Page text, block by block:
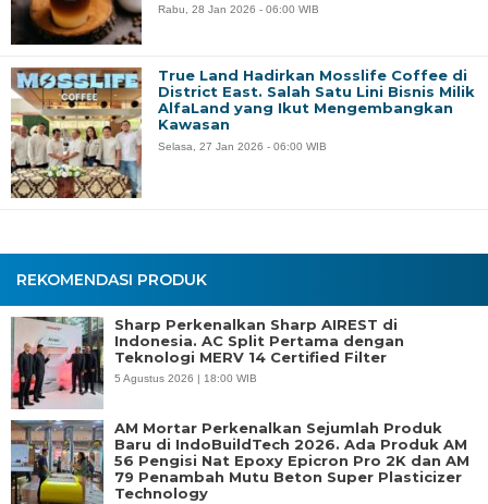
REKOMENDASI PRODUK
Sharp Perkenalkan Sharp AIREST di
Indonesia. AC Split Pertama dengan
Teknologi MERV 14 Certified Filter
5 Agustus 2026 | 18:00 WIB
AM Mortar Perkenalkan Sejumlah Produk
Baru di IndoBuildTech 2026. Ada Produk AM
56 Pengisi Nat Epoxy Epicron Pro 2K dan AM
79 Penambah Mutu Beton Super Plasticizer
Technology
Rabu, 28 Jan 2026 - 06:00 WIB
True Land Hadirkan Mosslife Coffee di
District East. Salah Satu Lini Bisnis Milik
AlfaLand yang Ikut Mengembangkan
Kawasan
Selasa, 27 Jan 2026 - 06:00 WIB